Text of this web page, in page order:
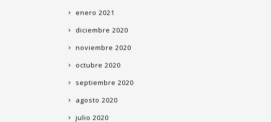
enero 2021
diciembre 2020
noviembre 2020
octubre 2020
septiembre 2020
agosto 2020
julio 2020